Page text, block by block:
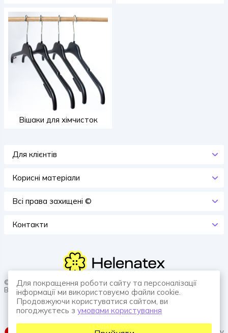
Вішаки для хімчисток
Для клієнтів
Корисні матеріали
Всi права захищенi ©
Контакти
© 2026 HELENATEX «Ґудзики, вішаки, нитки. Власне виробництво.
Все для швейної справи.»
Для покращення роботи сайту та персоналізації
інформації ми використовуємо файли cookie.
Продовжуючи користуватися сайтом, ви
погоджуєтесь з умовами користування